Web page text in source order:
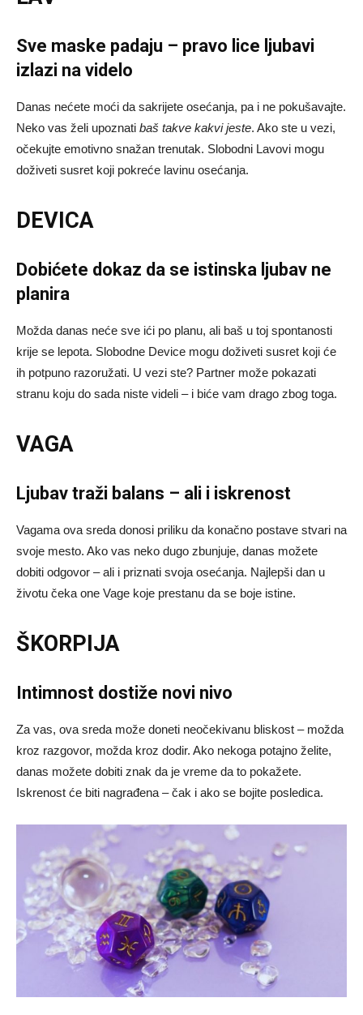
Sve maske padaju – pravo lice ljubavi
izlazi na videlo
Danas nećete moći da sakrijete osećanja, pa i ne pokušavajte.
Neko vas želi upoznati baš takve kakvi jeste. Ako ste u vezi,
očekujte emotivno snažan trenutak. Slobodni Lavovi mogu
doživeti susret koji pokreće lavinu osećanja.
DEVICA
Dobićete dokaz da se istinska ljubav ne
planira
Možda danas neće sve ići po planu, ali baš u toj spontanosti
krije se lepota. Slobodne Device mogu doživeti susret koji će
ih potpuno razoružati. U vezi ste? Partner može pokazati
stranu koju do sada niste videli – i biće vam drago zbog toga.
VAGA
Ljubav traži balans – ali i iskrenost
Vagama ova sreda donosi priliku da konačno postave stvari na
svoje mesto. Ako vas neko dugo zbunjuje, danas možete
dobiti odgovor – ali i priznati svoja osećanja. Najlepši dan u
životu čeka one Vage koje prestanu da se boje istine.
ŠKORPIJA
Intimnost dostiže novi nivo
Za vas, ova sreda može doneti neočekivanu bliskost – možda
kroz razgovor, možda kroz dodir. Ako nekoga potajno želite,
danas možete dobiti znak da je vreme da to pokažete.
Iskrenost će biti nagrađena – čak i ako se bojite posledica.